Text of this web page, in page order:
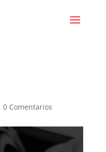
0 Comentarios